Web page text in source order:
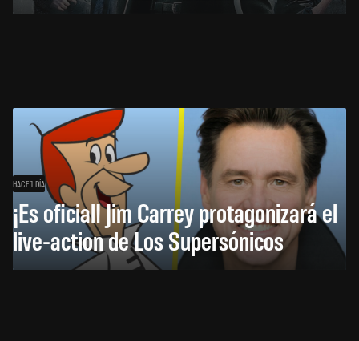
HACE 1 DÍA
¡Es oficial! Jim Carrey protagonizará el
live-action de Los Supersónicos